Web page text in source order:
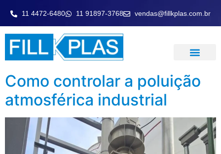
11 4472-6480 11 91897-3768 vendas@fillkplas.com.br
Como controlar a poluição
atmosférica industrial